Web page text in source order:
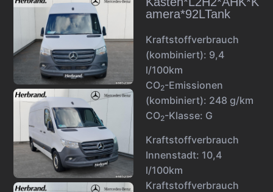
amera*92LTank
Kraftstoffverbrauch
(kombiniert): 9,4
l/100km
CO2-Emissionen
(kombiniert): 248 g/km
CO2-Klasse: G
Kraftstoffverbrauch
Innenstadt: 10,4
l/100km
Kraftstoffverbrauch